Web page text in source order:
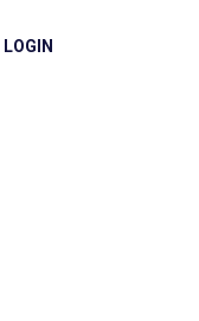
LOGIN